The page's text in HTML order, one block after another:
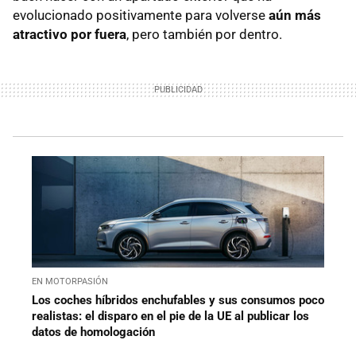
evolucionado positivamente para volverse aún más
atractivo por fuera, pero también por dentro.
EN MOTORPASIÓN
Los coches híbridos enchufables y sus consumos poco
realistas: el disparo en el pie de la UE al publicar los
datos de homologación